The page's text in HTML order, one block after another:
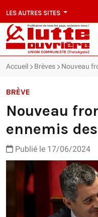
LES AUTRES SITES
Accueil Brèves Nouveau
BRÈVE
Nouveau
ennemis
Publié le 17/06/2024